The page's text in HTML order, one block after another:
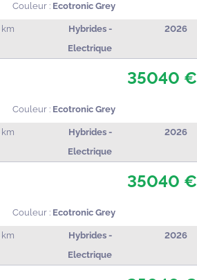
Couleur : Ecotronic Grey
km
Hybrides -
Electrique
2026
Couleur : Ecotronic Grey
35040 €
km
Hybrides -
Electrique
2026
Couleur : Ecotronic Grey
35040 €
km
Hybrides -
Electrique
2026